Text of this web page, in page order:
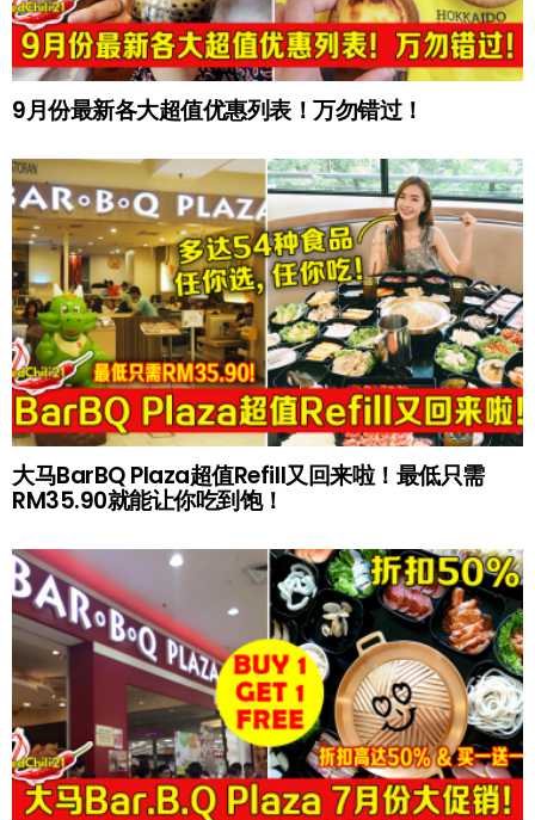
9月份最新各大超值优惠列表！万勿错过！
大马BarBQ Plaza超值Refill又回来啦！最低只需
RM35.90就能让你吃到饱！